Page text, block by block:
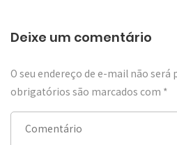
Deixe um comentário
O seu endereço de e-mail não será
obrigatórios são marcados com *